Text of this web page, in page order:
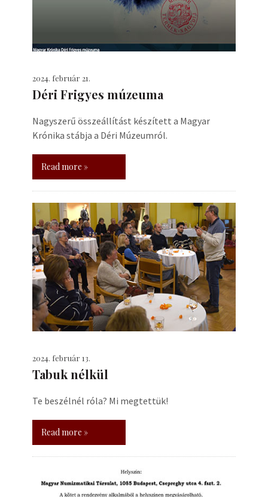
2024. február 21.
Déri Frigyes múzeuma
Nagyszerű összeállítást készített a Magyar
Krónika stábja a Déri Múzeumról.
Read more »
2024. február 13.
Tabuk nélkül
Te beszélnél róla? Mi megtettük!
Read more »